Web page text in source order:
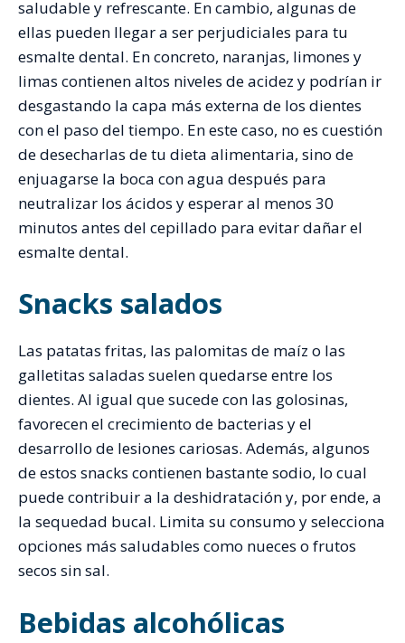
saludable y refrescante. En cambio, algunas de
ellas pueden llegar a ser perjudiciales para tu
esmalte dental. En concreto, naranjas, limones y
limas contienen altos niveles de acidez y podrían ir
desgastando la capa más externa de los dientes
con el paso del tiempo. En este caso, no es cuestión
de desecharlas de tu dieta alimentaria, sino de
enjuagarse la boca con agua después para
neutralizar los ácidos y esperar al menos 30
minutos antes del cepillado para evitar dañar el
esmalte dental.
Snacks salados
Las patatas fritas, las palomitas de maíz o las
galletitas saladas suelen quedarse entre los
dientes. Al igual que sucede con las golosinas,
favorecen el crecimiento de bacterias y el
desarrollo de lesiones cariosas. Además, algunos
de estos snacks contienen bastante sodio, lo cual
puede contribuir a la deshidratación y, por ende, a
la sequedad bucal. Limita su consumo y selecciona
opciones más saludables como nueces o frutos
secos sin sal.
Bebidas alcohólicas